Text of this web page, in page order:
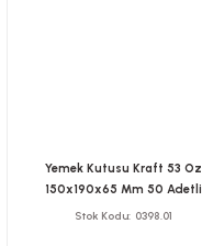
Yemek Kutusu Kraft 53 Oz
150x190x65 Mm 50 Adetli
Stok Kodu 0398.01